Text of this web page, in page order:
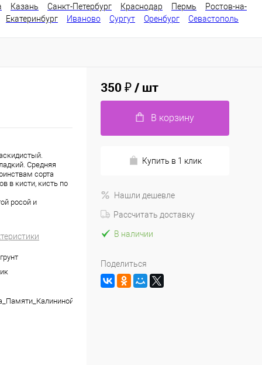
Казань Санкт-Петербург Краснодар Пермь
Ростов-на-
Екатеринбург Иваново Сургут Оренбург
Севастополь
Средняя
сорта
в кисти, кисть по
росой и
350 ₽/ шт
В корзину
Купить в 1 клик
Нашли дешевле
Рассчитать доставку
В наличии
Поделиться